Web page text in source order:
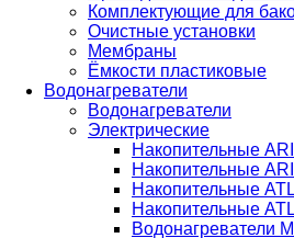
Комплектующие для
Очистные установки
Мембраны
Ёмкости пластиковые
Водонагреватели
Водонагреватели
Электрические
Накопительные
Накопительные
Накопительные
Накопительные
Водонагреватели